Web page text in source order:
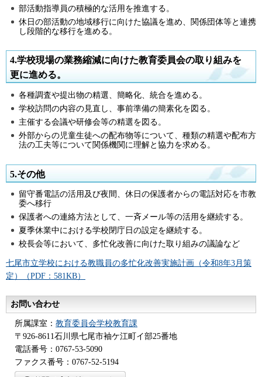
部活動指導員の積極的な活用を推進する。
休日の部活動の地域移行に向けた協議を進め、関係団体等と連携
し段階的な移行を進める。
4.学校現場の業務縮減に向けた教育委員会の取り組みを
更に進める。
各種調査や提出物の精選、簡略化、統合を進める。
学校訪問の内容の見直し、事前準備の簡素化を図る。
主催する会議や研修会等の精選を図る。
外部からの児童生徒への配布物等について、種類の精選や配布方
法の工夫等について関係機関に理解と協力を求める。
5.その他
留守番電話の活用及び夜間、休日の保護者からの電話対応を市教
委へ移行
保護者への連絡方法として、一斉メール等の活用を継続する。
夏季休業中における学校閉庁日の設定を継続する。
校長会等において、多忙化改善に向けた取り組みの議論など
七尾市立学校における教職員の多忙化改善実施計画（令和8年3月策
定）（PDF：581KB）
お問い合わせ
所属課室： 教育委員会学校教育課
〒926-8611石川県七尾市袖ケ江町イ部25番地
電話番号：0767-53-5090
ファクス番号：0767-52-5194